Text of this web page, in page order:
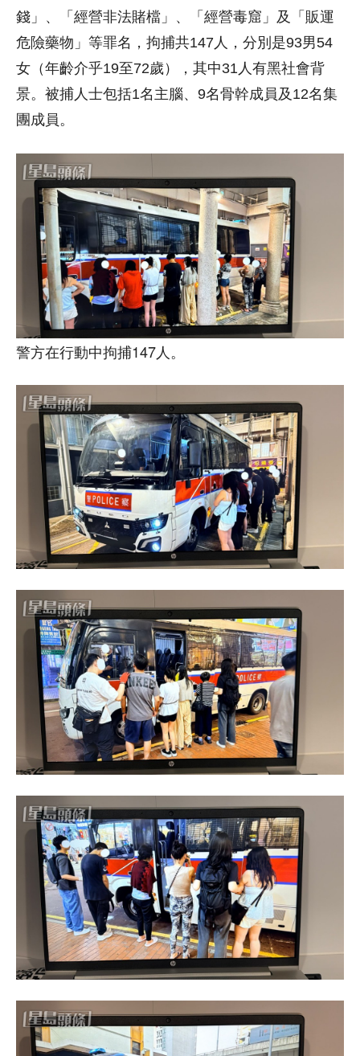
錢」、「經營非法賭檔」、「經營毒窟」及「販運
危險藥物」等罪名，拘捕共147人，分別是93男54
女（年齡介乎19至72歲），其中31人有黑社會背
景。被捕人士包括1名主腦、9名骨幹成員及12名集
團成員。
警方在行動中拘捕147人。